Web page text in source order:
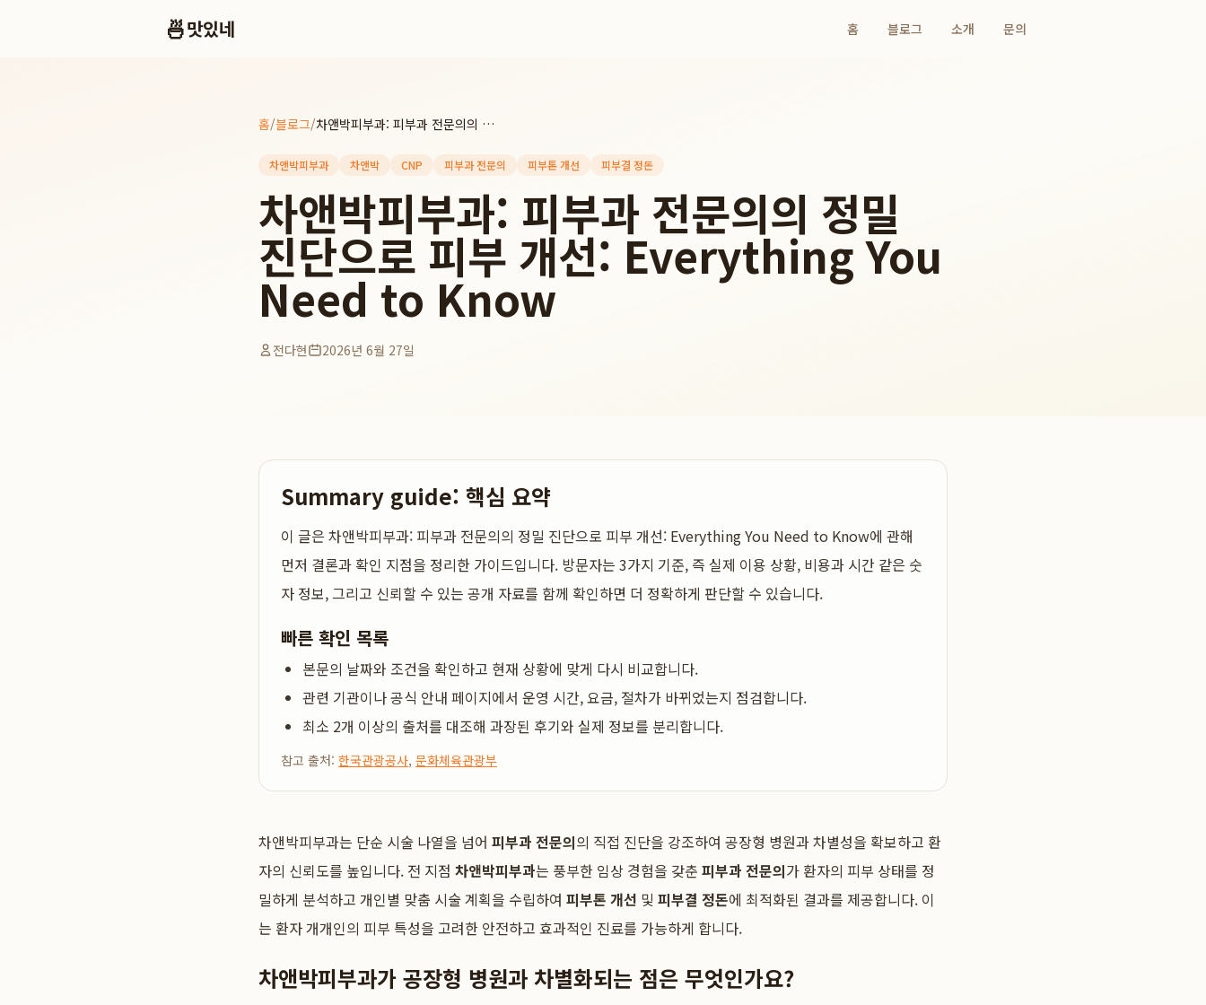
🍜맛있네 홈 블로그 소개 문의
홈/블로그/ 차앤박피부과: 피부과 전문의의 정밀 진단으로 피부 개선: Everything You Need to Know
차앤박피부과 차앤박 CNP 피부과 전문의 피부톤 개선 피부결 정돈
차앤박피부과: 피부과 전문의의 정밀
진단으로 피부 개선: Everything You
Need to Know
전다현 2026년 6월 27일
Summary guide: 핵심 요약
이 글은 차앤박피부과: 피부과 전문의의 정밀 진단으로 피부 개선: Everything You Need to Know에 관해
먼저 결론과 확인 지점을 정리한 가이드입니다. 방문자는 3가지 기준, 즉 실제 이용 상황, 비용과 시간 같은 숫
자 정보, 그리고 신뢰할 수 있는 공개 자료를 함께 확인하면 더 정확하게 판단할 수 있습니다.
빠른 확인 목록
본문의 날짜와 조건을 확인하고 현재 상황에 맞게 다시 비교합니다.
관련 기관이나 공식 안내 페이지에서 운영 시간, 요금, 절차가 바뀌었는지 점검합니다.
최소 2개 이상의 출처를 대조해 과장된 후기와 실제 정보를 분리합니다.
참고 출처: 한국관광공사, 문화체육관광부
차앤박피부과는 단순 시술 나열을 넘어 피부과 전문의의 직접 진단을 강조하여 공장형 병원과 차별성을 확보하고 환
자의 신뢰도를 높입니다. 전 지점 차앤박피부과는 풍부한 임상 경험을 갖춘 피부과 전문의가 환자의 피부 상태를 정
밀하게 분석하고 개인별 맞춤 시술 계획을 수립하여 피부톤 개선 및 피부결 정돈에 최적화된 결과를 제공합니다. 이
는 환자 개개인의 피부 특성을 고려한 안전하고 효과적인 진료를 가능하게 합니다.
차앤박피부과가 공장형 병원과 차별화되는 점은 무엇인가요?